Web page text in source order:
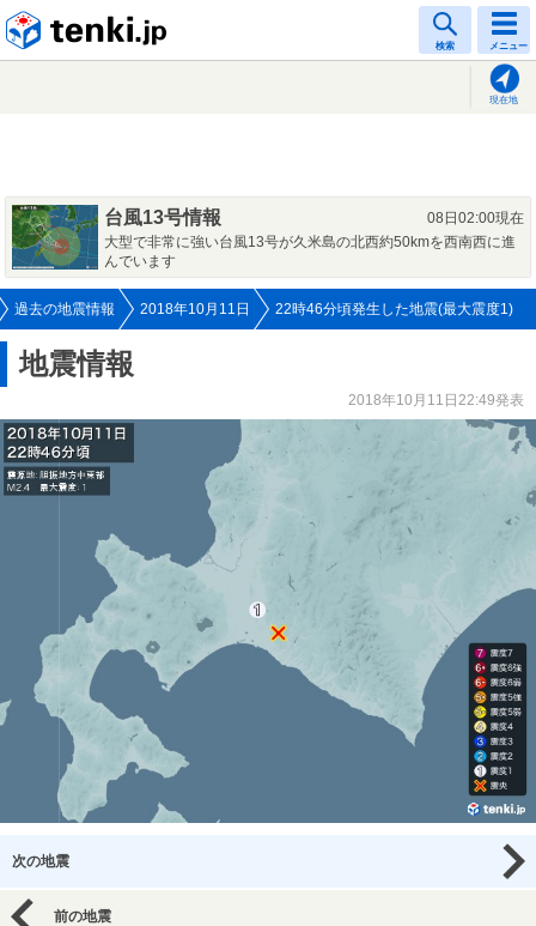
検索 メニュー
現在地
台風13号情報
08日02:00現在
大型で非常に強い台風13号が久米島の北西約50kmを西南西に進
んでいます
過去の地震情報 2018年10月11日 22時46分頃発生した地震(最大震度1)
地震情報
2018年10月11日22:49発表
次の地震
前の地震